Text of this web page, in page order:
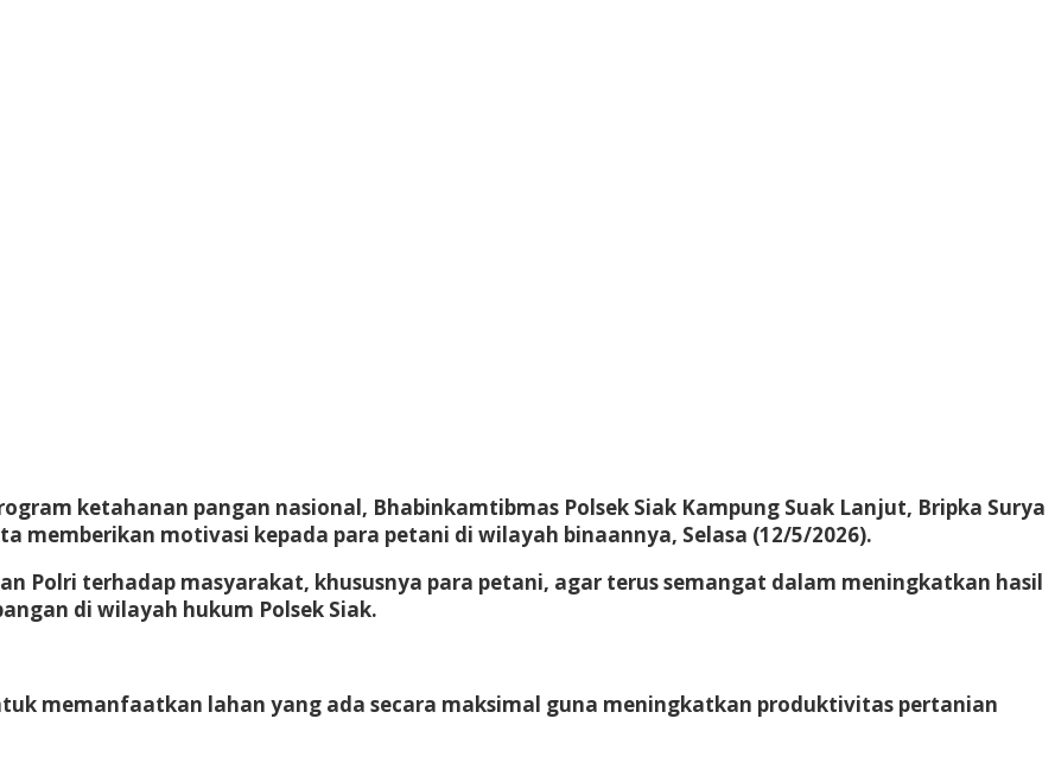
ketahanan pangan nasional, Bhabinkamtibmas Polsek Siak Kampung Suak Lanjut, Bripka Surya
memberikan motivasi kepada para petani di wilayah binaannya, Selasa (12/5/2026).
Polri terhadap masyarakat, khususnya para petani, agar terus semangat dalam meningkatkan hasil
di wilayah hukum Polsek Siak.
memanfaatkan lahan yang ada secara maksimal guna meningkatkan produktivitas pertanian